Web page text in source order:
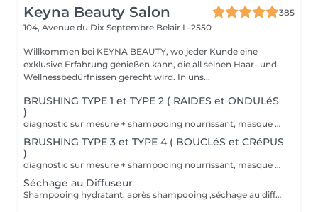
Keyna Beauty Salon
385
104, Avenue du Dix Septembre Belair L-2550
Willkommen bei KEYNA BEAUTY, wo jeder Kunde eine
exklusive Erfahrung genießen kann, die all seinen Haar- und
Wellnessbedürfnissen gerecht wird. In uns...
BRUSHING TYPE 1 et TYPE 2 ( RAIDES et ONDULéS
)
diagnostic sur mesure + shampooing nourrissant, masque hydratant ,coiffage sérum et fixation finale. Important: cheveux sans tresse ni noeuds à l'arrivée; tout noeuds ou tressage entraîne l'annulation et 50% de la prestation est retenu. Toute arrivée retardée de 15-30 minutes ou plus entraînera l'annulation automatique du rendez-vous.
BRUSHING TYPE 3 et TYPE 4 ( BOUCLéS et CRéPUS
)
diagnostic sur mesure + shampooing nourrissant, masque hydratant ,coiffage sérum et fixation finale. Important: cheveux sans tresse ni noeuds à l'arrivée; tout noeuds ou tressage entraîne l'annulation et 50% de la prestation est retenu. Toute arrivée retardée de 15-30 minutes ou plus entraînera l'annulation automatique du rendez-vous.
Séchage au Diffuseur
Shampooing hydratant, après shampooing ,séchage au diffuseur sérum et fixation finale. Important: cheveux sans tresse ni nud à l'arrivée; tout nud ou tressage entraîne l'annulation et 50% de la prestation est retenu. Toute arrivée retardée de 15-30 minutes ou plus entraînera l'annulation automatique du rendez-vous.